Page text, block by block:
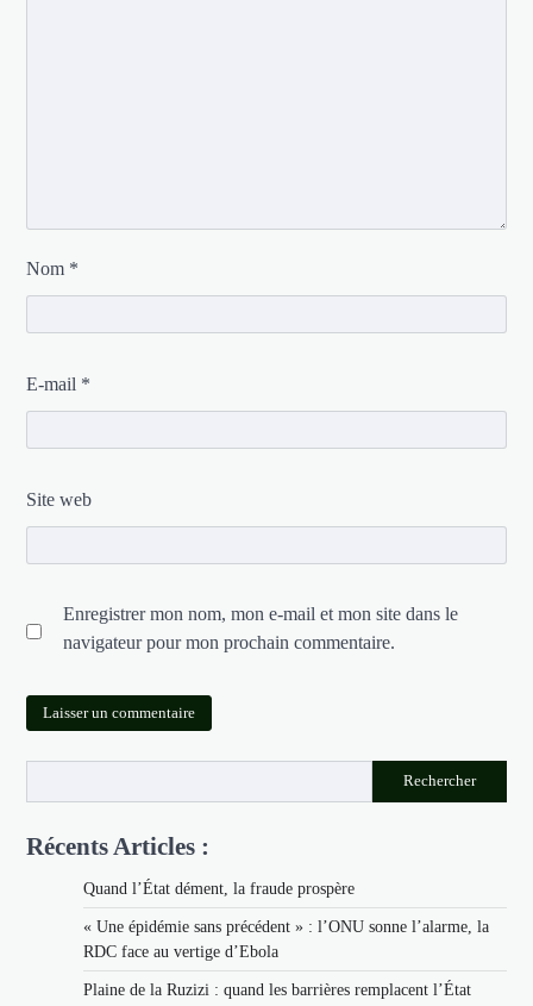
Nom *
E-mail *
Site web
Enregistrer mon nom, mon e-mail et mon site dans le
navigateur pour mon prochain commentaire.
Rechercher
Récents Articles :
Quand l’État dément, la fraude prospère
« Une épidémie sans précédent » : l’ONU sonne l’alarme, la
RDC face au vertige d’Ebola
Plaine de la Ruzizi : quand les barrières remplacent l’État